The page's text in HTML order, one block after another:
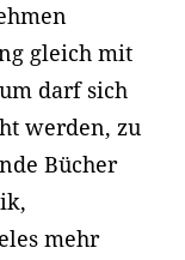
gleich mit
darf sich
werden, zu
Bücher
mehr